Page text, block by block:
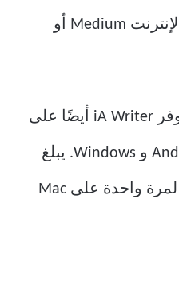
على منصات التدوين عبر الإنترنت Medium أو
بصرف النظر عن Mac ، يتوفر iA Writer أيضًا على
أنظمة التشغيل iOS و Android و Windows. يبلغ
سعره 29.99 دولارًا كدفعة لمرة واحدة على Mac